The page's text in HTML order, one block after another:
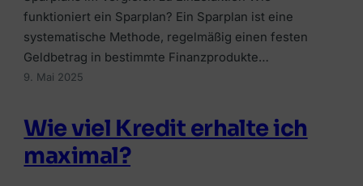
Bausparkredit
Eigenkapital
Bonität
Wohnbauförderung
Welche Versicherungen wichtig
Haushaltsversicherung
Grenzgängerversicherung
RATGEBER & WISSEN
Investment-Überblick
Kryptowährungen kaufen
Depotvergleich
Robo-Advisor-Vergleich
Bausparkredit
Kredit trotz KSV-Eintrag
Kreditkarten vergleichen
Tagesgeldkonten
funktioniert ein Sparplan? Ein Sparplan ist eine
systematische Methode, regelmäßig einen festen
Geldbetrag in bestimmte Finanzprodukte…
9. Mai 2025
Wie viel Kredit erhalte ich
maximal?